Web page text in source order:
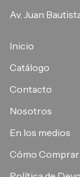
Av. Juan
Inicio
Catálogo
Contacto
Nosotros
En los medios
Cómo Comprar